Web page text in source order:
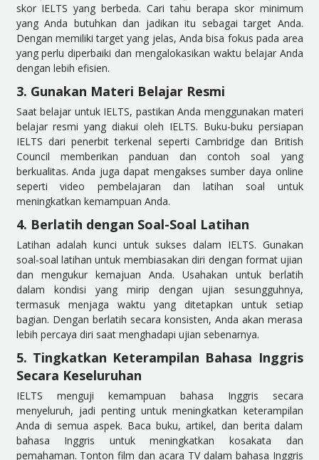
skor IELTS yang berbeda. Cari tahu berapa skor minimum
yang Anda butuhkan dan jadikan itu sebagai target Anda.
Dengan memiliki target yang jelas, Anda bisa fokus pada area
yang perlu diperbaiki dan mengalokasikan waktu belajar Anda
dengan lebih efisien.
3. Gunakan Materi Belajar Resmi
Saat belajar untuk IELTS, pastikan Anda menggunakan materi
belajar resmi yang diakui oleh IELTS. Buku-buku persiapan
IELTS dari penerbit terkenal seperti Cambridge dan British
Council memberikan panduan dan contoh soal yang
berkualitas. Anda juga dapat mengakses sumber daya online
seperti video pembelajaran dan latihan soal untuk
meningkatkan kemampuan Anda.
4. Berlatih dengan Soal-Soal Latihan
Latihan adalah kunci untuk sukses dalam IELTS. Gunakan
soal-soal latihan untuk membiasakan diri dengan format ujian
dan mengukur kemajuan Anda. Usahakan untuk berlatih
dalam kondisi yang mirip dengan ujian sesungguhnya,
termasuk menjaga waktu yang ditetapkan untuk setiap
bagian. Dengan berlatih secara konsisten, Anda akan merasa
lebih percaya diri saat menghadapi ujian sebenarnya.
5. Tingkatkan Keterampilan Bahasa Inggris
Secara Keseluruhan
IELTS menguji kemampuan bahasa Inggris secara
menyeluruh, jadi penting untuk meningkatkan keterampilan
Anda di semua aspek. Baca buku, artikel, dan berita dalam
bahasa Inggris untuk meningkatkan kosakata dan
pemahaman. Tonton film dan acara TV dalam bahasa Inggris